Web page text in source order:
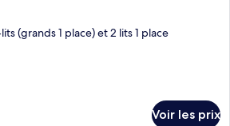
(grands 1 place) et 2 lits 1 place
Voir les prix